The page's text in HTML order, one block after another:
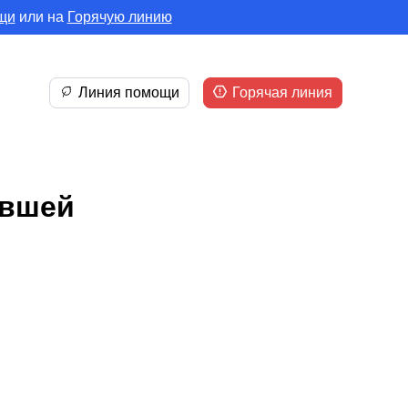
или на Горячую линию
Линия помощи Горячая линия